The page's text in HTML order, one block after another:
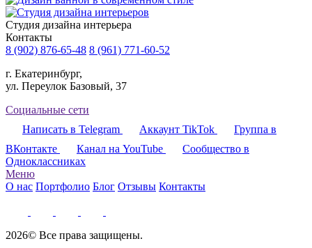
Cтудия дизайна интерьера
Контакты
8 (902) 876-65-48 8 (961) 771-60-52
г. Екатеринбург,
ул. Переулок Базовый, 37
Социальные сети
Написать в Telegram
Аккаунт TikTok
Группа в
ВКонтакте
Канал на YouTube
Сообщество в
Одноклассниках
Меню
О нас Портфолио Блог Отзывы Контакты
2026© Все права защищены.